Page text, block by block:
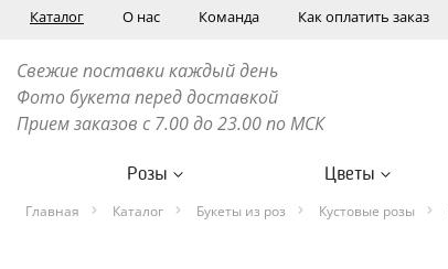
Каталог О нас Команда Как оплатить заказ
Свежие поставки каждый день
Фото букета перед доставкой
Прием заказов с 7.00 до 23.00 по МСК
Розы Цветы
Главная Каталог Букеты из роз Кустовые розы